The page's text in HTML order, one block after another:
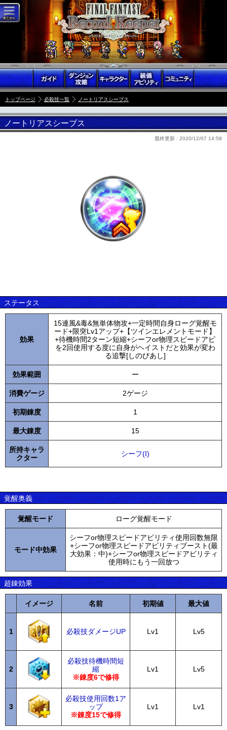
トップページ 必殺技一覧 ノートリアスシーブス
ノートリアスシーブス
最終更新 : 2020/12/07 14:58
ステータス
効果
15連風&毒&無単体物攻+一定時間自身ローグ覚醒モ
ード+限突Lv1アップ+【ツインエレメントモード】
+待機時間2ターン短縮+シーフor物理スピードアビ
を2回使用する度に自身がヘイストだと効果が変わ
る追撃[しのびあし]
効果範囲 ー
消費ゲージ 2ゲージ
初期錬度 1
最大錬度 15
所持キャラ
クター
シーフ(I)
覚醒奥義
覚醒モード ローグ覚醒モード
モード中効果
シーフor物理スピードアビリティ使用回数無限
+シーフor物理スピードアビリティブースト(最
大効果：中)+シーフor物理スピードアビリティ
使用時にもう一回放つ
超錬効果
イメージ 名前 初期値 最大値
1 必殺技ダメージUP Lv1 Lv5
2
必殺技待機時間短
縮
※錬度6で修得
Lv1 Lv5
3
必殺技使用回数1ア
ップ
※錬度15で修得
Lv1 Lv1